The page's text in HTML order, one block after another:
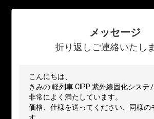
メッセージ
折り返しご連絡いたし